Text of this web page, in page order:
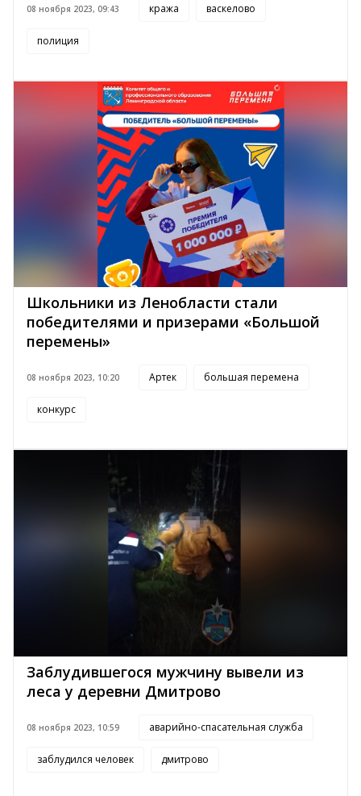
08 ноября 2023, 09:43 кража васкелово
полиция
Школьники из Ленобласти стали
победителями и призерами «Большой
перемены»
08 ноября 2023, 10:20 Артек большая перемена
конкурс
Заблудившегося мужчину вывели из
леса у деревни Дмитрово
08 ноября 2023, 10:59 аварийно-спасательная служба
заблудился человек дмитрово